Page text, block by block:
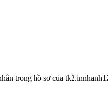
trong hồ sơ của